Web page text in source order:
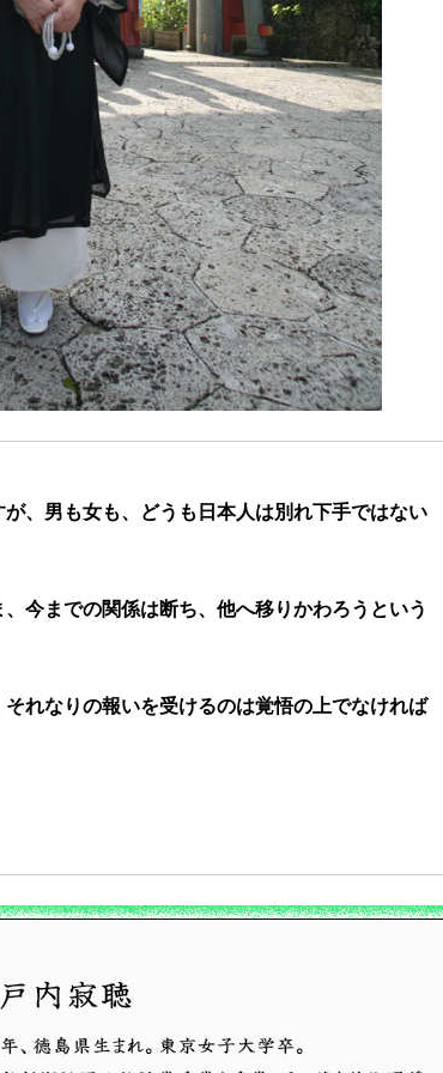
、男も女も、
どうも日本人は別れ下手ではない
今までの関係は断ち、 他へ移りかわろうという
れなりの報いを受けるのは覚悟の上でなければ